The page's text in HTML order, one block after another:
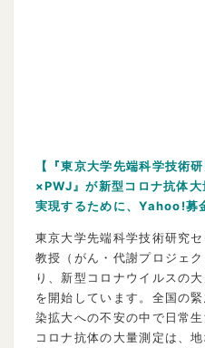
【『東京大学先端科学技術
×PWJ』が新型コロナ抗体
実現するために、Yahoo!募
東京大学先端科学技術研究
教授（がん・代謝プロジェ
り、新型コロナウイルスの
を開始しています。全国の
染拡大への不安の中で日常
コロナ抗体の大量測定は、